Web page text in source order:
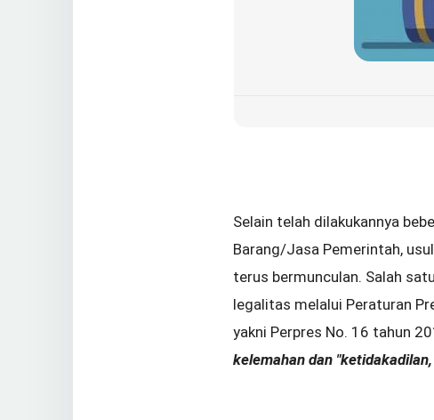
Selain telah dilakukannya
Barang/Jasa Pemerintah,
terus bermunculan. Salah
legalitas melalui Peraturan
yakni Perpres No. 16 tahun
kelemahan dan